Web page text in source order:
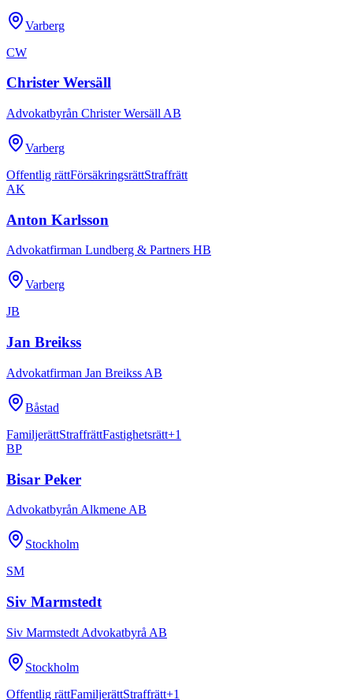
Varberg
CW
Christer Wersäll
Advokatbyrån Christer Wersäll AB
Varberg
Offentlig rättFörsäkringsrättStraffrätt
AK
Anton Karlsson
Advokatfirman Lundberg & Partners HB
Varberg
JB
Jan Breikss
Advokatfirman Jan Breikss AB
Båstad
FamiljerättStraffrättFastighetsrätt+1
BP
Bisar Peker
Advokatbyrån Alkmene AB
Stockholm
SM
Siv Marmstedt
Siv Marmstedt Advokatbyrå AB
Stockholm
Offentlig rättFamiljerättStraffrätt+1